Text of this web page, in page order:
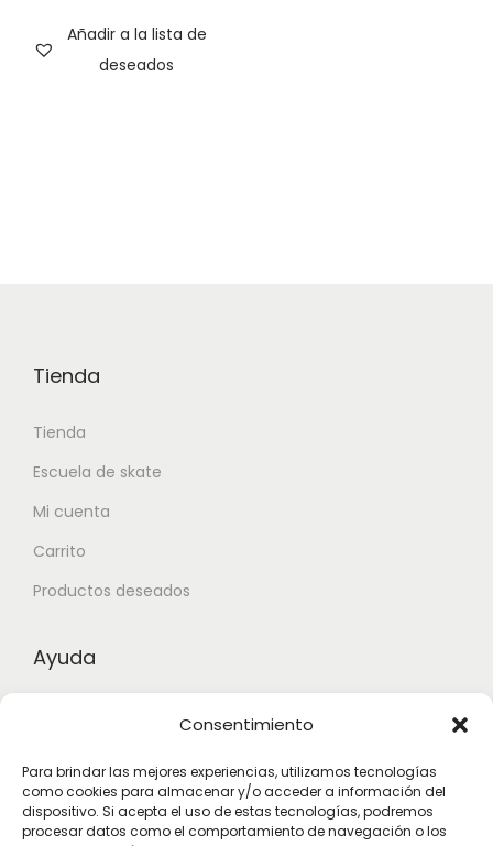
Consentimiento
Para brindar las mejores experiencias, utilizamos tecnologías
como cookies para almacenar y/o acceder a información del
dispositivo. Si acepta el uso de estas tecnologías, podremos
procesar datos como el comportamiento de navegación o los
Añadir a la lista de
deseados
Tienda
Tienda
Escuela de skate
Mi cuenta
Carrito
Productos deseados
Ayuda
Términos y condiciones